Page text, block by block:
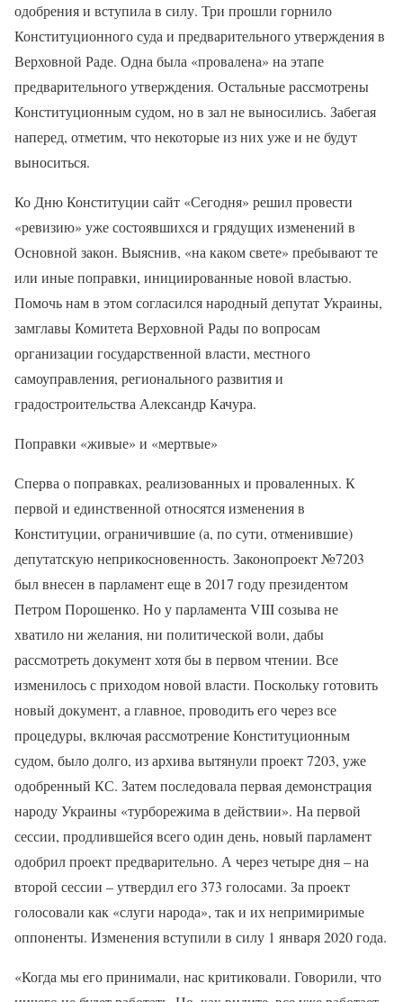
одобрения и вступила в силу. Три прошли горнило
Конституционного суда и предварительного утверждения в
Верховной Раде. Одна была «провалена» на этапе
предварительного утверждения. Остальные рассмотрены
Конституционным судом, но в зал не выносились. Забегая
наперед, отметим, что некоторые из них уже и не будут
выноситься.
Ко Дню Конституции сайт «Сегодня» решил провести
«ревизию» уже состоявшихся и грядущих изменений в
Основной закон. Выяснив, «на каком свете» пребывают те
или иные поправки, инициированные новой властью.
Помочь нам в этом согласился народный депутат Украины,
замглавы Комитета Верховной Рады по вопросам
организации государственной власти, местного
самоуправления, регионального развития и
градостроительства Александр Качура.
Поправки «живые» и «мертвые»
Сперва о поправках, реализованных и проваленных. К
первой и единственной относятся изменения в
Конституции, ограничившие (а, по сути, отменившие)
депутатскую неприкосновенность. Законопроект №7203
был внесен в парламент еще в 2017 году президентом
Петром Порошенко. Но у парламента VIII созыва не
хватило ни желания, ни политической воли, дабы
рассмотреть документ хотя бы в первом чтении. Все
изменилось с приходом новой власти. Поскольку готовить
новый документ, а главное, проводить его через все
процедуры, включая рассмотрение Конституционным
судом, было долго, из архива вытянули проект 7203, уже
одобренный КС. Затем последовала первая демонстрация
народу Украины «турборежима в действии». На первой
сессии, продлившейся всего один день, новый парламент
одобрил проект предварительно. А через четыре дня – на
второй сессии – утвердил его 373 голосами. За проект
голосовали как «слуги народа», так и их непримиримые
оппоненты. Изменения вступили в силу 1 января 2020 года.
«Когда мы его принимали, нас критиковали. Говорили, что